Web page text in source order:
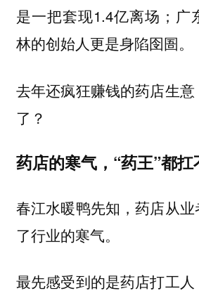
是一把套现1.4亿离场；广
林的创始人更是身陷囹圄。
去年还疯狂赚钱的药店生
了？
药店的寒气，“药王”都扛
春江水暖鸭先知，药店从
了行业的寒气。
最先感受到的是药店打工人